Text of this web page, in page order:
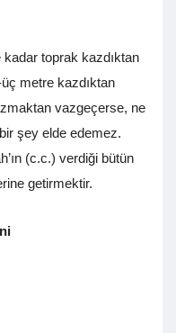
kadar toprak kazdıktan
metre kazdıktan
vazgeçerse, ne
şey elde edemez.
(c.c.) verdiği bütün
getirmektir.